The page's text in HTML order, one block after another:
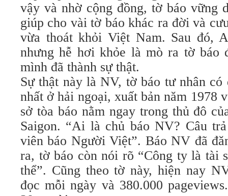
vậy và nhờ cộng đồng, tờ báo vững
giúp cho vài tờ báo khác ra đời và
vừa thoát khỏi Việt Nam. Sau đó,
nhưng hễ hơi khỏe là mò ra tờ báo
mình đã thành sự thật.
Sự thật này là NV, tờ báo tư nhân
nhất ở hải ngoại, xuất bản năm 1978
sở tòa báo nằm ngay trong thủ đô
Saigon. “Ai là chủ báo NV? Câu
viên báo Người Việt”. Báo NV đã
ra, tờ báo còn nói rõ “Công ty là tài
thể”. Cũng theo tờ này, hiện nay
đọc mỗi ngày và 380.000